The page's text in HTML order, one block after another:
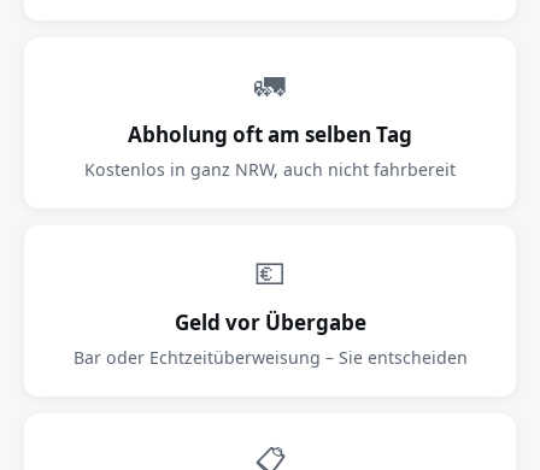
🚛
Abholung oft am selben Tag
Kostenlos in ganz NRW, auch nicht fahrbereit
💶
Geld vor Übergabe
Bar oder Echtzeitüberweisung – Sie entscheiden
📋